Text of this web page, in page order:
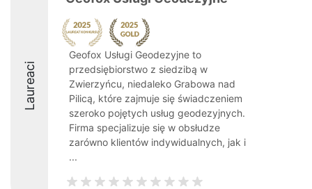
Laureaci
Geofox Usługi Geodezyjne to
przedsiębiorstwo z siedzibą w
Zwierzyńcu, niedaleko Grabowa nad
Pilicą, które zajmuje się świadczeniem
szeroko pojętych usług geodezyjnych.
Firma specjalizuje się w obsłudze
zarówno klientów indywidualnych, jak i
...